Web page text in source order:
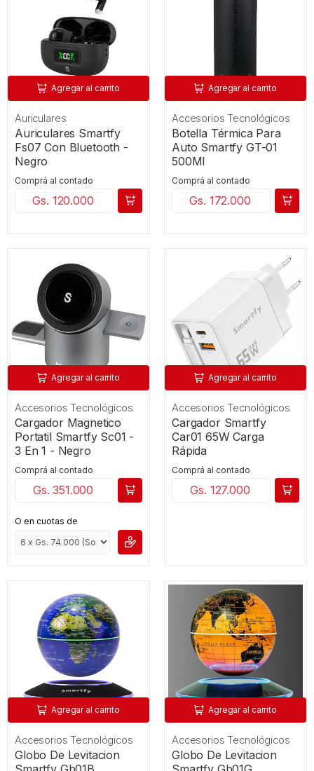
Agregar al carrito
Auriculares
Auriculares Smartfy
Fs07 Con Bluetooth -
Negro
Comprá al contado
Gs. 120.000
Agregar al carrito
Accesorios Tecnológicos
Botella Térmica Para
Auto Smartfy GT-01
500Ml
Comprá al contado
Gs. 172.000
Agregar al carrito
Accesorios Tecnológicos
Cargador Magnetico
Portatil Smartfy Sc01 -
3 En 1 - Negro
Comprá al contado
Gs. 351.000
O en cuotas de
Agregar al carrito
Accesorios Tecnológicos
Cargador Smartfy
Car01 65W Carga
Rápida
Comprá al contado
Gs. 127.000
Agregar al carrito
Accesorios Tecnológicos
Globo De Levitacion
Agregar al carrito
Accesorios Tecnológicos
Globo De Levitacion